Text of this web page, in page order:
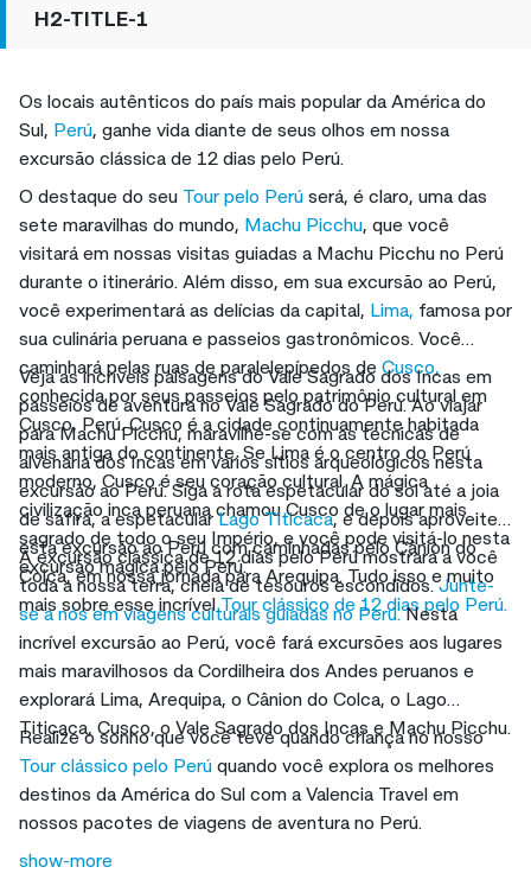
H2-TITLE-1
Os locais autênticos do país mais popular da América do
Sul, Perú, ganhe vida diante de seus olhos em nossa
excursão clássica de 12 dias pelo Perú.
O destaque do seu Tour pelo Perú será, é claro, uma das
sete maravilhas do mundo, Machu Picchu, que você
visitará em nossas visitas guiadas a Machu Picchu no Perú
durante o itinerário. Além disso, em sua excursão ao Perú,
você experimentará as delícias da capital, Lima, famosa por
sua culinária peruana e passeios gastronômicos. Você
caminhará pelas ruas de paralelepípedos de Cusco,
conhecida por seus passeios pelo patrimônio cultural em
Cusco, Perú. Cusco é a cidade continuamente habitada
mais antiga do continente. Se Lima é o centro do Perú
moderno, Cusco é seu coração cultural. A mágica
civilização inca peruana chamou Cusco de o lugar mais
sagrado de todo o seu Império, e você pode visitá-lo nesta
excursão mágica pelo Perú.
Veja as incríveis paisagens do Vale Sagrado dos Incas em
passeios de aventura no Vale Sagrado do Perú. Ao viajar
para Machu Picchu, maravilhe-se com as técnicas de
alvenaria dos Incas em vários sítios arqueológicos nesta
excursão ao Perú. Siga a rota espetacular do sol até a joia
de safira, a espetacularLago Titicaca, e depois aproveite
esta excursão ao Perú com caminhadas pelo Cânion do
Colca, em nossa jornada para Arequipa. Tudo isso e muito
mais sobre esse incrívelTour clássico de 12 dias pelo Perú.
A excursão clássica de 12 dias pelo Perú mostrará a você
toda a nossa terra, cheia de tesouros escondidos.Junte-
se a nós em viagens culturais guiadas no Perú.Nesta
incrível excursão ao Perú, você fará excursões aos lugares
mais maravilhosos da Cordilheira dos Andes peruanos e
explorará Lima, Arequipa, o Cânion do Colca, o Lago
Titicaca, Cusco, o Vale Sagrado dos Incas e Machu Picchu.
Realize o sonho que você teve quando criança no nosso
Tour clássico pelo Perú quando você explora os melhores
destinos da América do Sul com a Valencia Travel em
nossos pacotes de viagens de aventura no Perú.
show-more